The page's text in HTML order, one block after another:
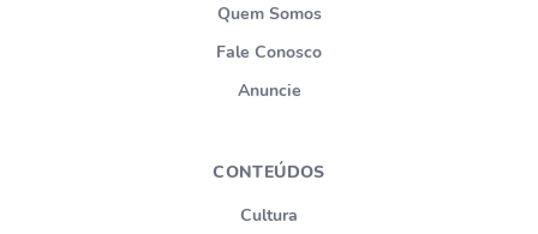
Quem Somos
Fale Conosco
Anuncie
CONTEÚDOS
Cultura